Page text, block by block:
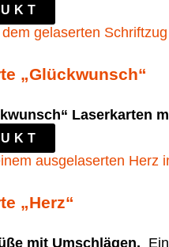
„Glückwunsch“
Laserkarten
„Herz“
mit Umschlägen.